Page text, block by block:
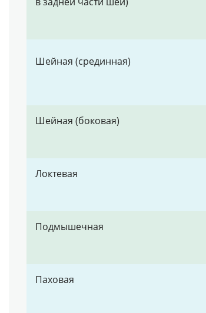
Шейная (срединная)
Шейная (боковая)
Локтевая
Подмышечная
Паховая